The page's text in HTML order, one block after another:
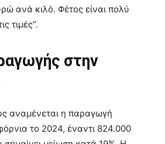
ανά κιλό. Φέτος είναι πολύ
τιμές”.
στην
αναμένεται η παραγωγή
το 2024, έναντι 824.000